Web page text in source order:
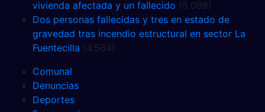
vivienda afectada y un fallecido (5.098)
Dos personas fallecidas y tres en estado de
gravedad tras incendio estructural en sector La
Fuentecilla (4.564)
Comunal
Denuncias
Deportes